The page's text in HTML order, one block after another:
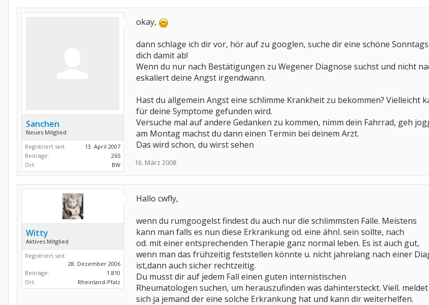
Sanchen
Neues Mitglied
Registriert seit:
13. April 2007
Beiträge:
265
Ort:
BW
okay,
dann schlage ich dir vor, hör auf zu googlen, suche dir eine schöne
dich damit ab!
Wenn du nur nach Bestätigungen zu Wegener Diagnose suchst und nicht
eskaliert deine Angst irgendwann.
Hast du allgemein Angst eine schlimme Krankheit zu bekommen?
für deine Symptome gefunden wird.
Versuche mal auf andere Gedanken zu kommen, nimm dein Fahrrad, geh
am Montag machst du dann einen Termin bei deinem Arzt.
Das wird schon, du wirst sehen
16. März 2008
Witty
Aktives Mitglied
Registriert seit:
28. Dezember 2006
Beiträge:
1.810
Ort:
Rheinland-Pfalz
Hallo cwfly,
wenn du rumgoogelst findest du auch nur die schlimmsten Fälle. Meistens
kann man falls es nun diese Erkrankung od. eine ähnl. sein sollte, nach
od. mit einer entsprechenden Therapie ganz normal leben. Es ist auch gut,
wenn man das frühzeitig feststellen könnte u. nicht jahrelang nach einer
ist,dann auch sicher rechtzeitig.
Du musst dir auf jedem Fall einen guten internistischen
Rheumatologen suchen, um herauszufinden was dahintersteckt. Viell. meldet
sich ja jemand der eine solche Erkrankung hat und kann dir weiterhelfen.